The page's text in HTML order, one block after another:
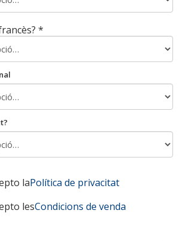
*
laPolítica de privacitat
lesCondicions de venda